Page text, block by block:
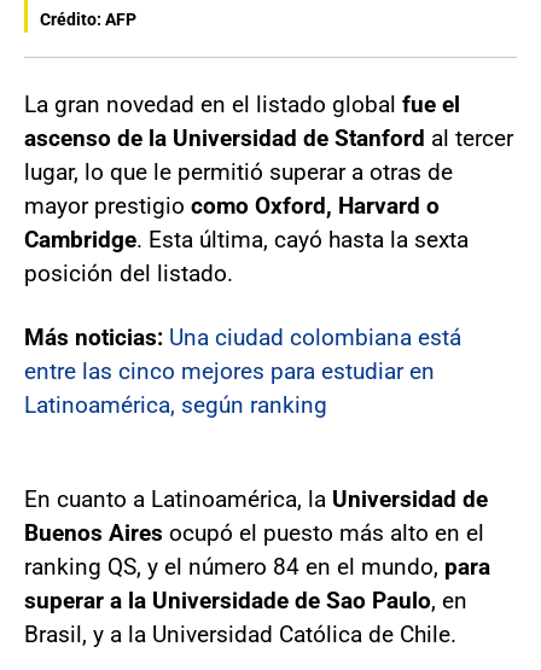
Crédito: AFP
La gran novedad en el listado global fue el
ascenso de la Universidad de Stanford al tercer
lugar, lo que le permitió superar a otras de
mayor prestigio como Oxford, Harvard o
Cambridge. Esta última, cayó hasta la sexta
posición del listado.
Más noticias: Una ciudad colombiana está
entre las cinco mejores para estudiar en
Latinoamérica, según ranking
En cuanto a Latinoamérica, la Universidad de
Buenos Aires ocupó el puesto más alto en el
ranking QS, y el número 84 en el mundo, para
superar a la Universidade de Sao Paulo, en
Brasil, y a la Universidad Católica de Chile.